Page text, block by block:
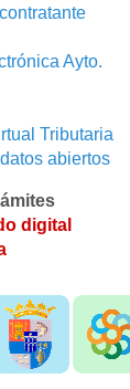
Ayto.
Tributaria
abiertos
digital